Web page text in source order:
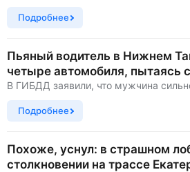
Подробнее
Пьяный водитель в Нижнем
четыре автомобиля, пытаясь
В ГИБДД заявили, что мужчина
Подробнее
Похоже, уснул: в страшном
столкновении на трассе